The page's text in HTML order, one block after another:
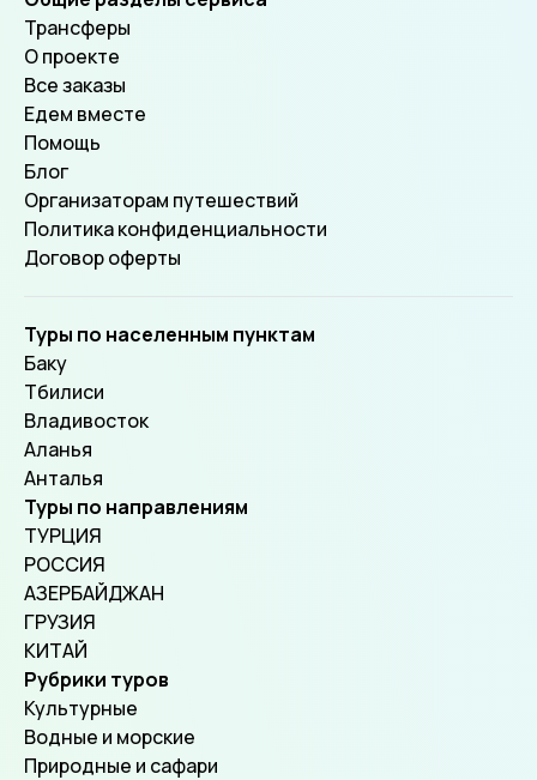
Трансферы
О проекте
Все заказы
Едем вместе
Помощь
Блог
Организаторам путешествий
Политика конфиденциальности
Договор оферты
Туры по населенным пунктам
Баку
Тбилиси
Владивосток
Аланья
Анталья
Туры по направлениям
ТУРЦИЯ
РОССИЯ
АЗЕРБАЙДЖАН
ГРУЗИЯ
КИТАЙ
Рубрики туров
Культурные
Водные и морские
Природные и сафари